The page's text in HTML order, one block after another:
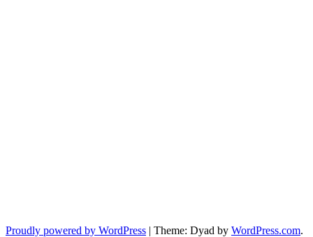
Proudly powered by WordPress | Theme: Dyad by WordPress.com.